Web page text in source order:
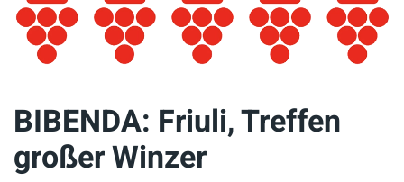
BIBENDA: Friuli, Treffen
großer Winzer